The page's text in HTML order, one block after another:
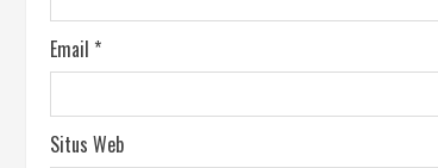
Email *
Situs Web